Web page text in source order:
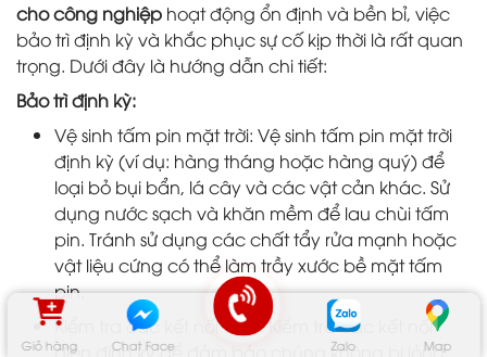
Giỏ hàng Chat Face Zalo Map
cho công nghiệp hoạt động ổn định và bền bỉ, việc
bảo trì định kỳ và khắc phục sự cố kịp thời là rất quan
trọng. Dưới đây là hướng dẫn chi tiết:
Bảo trì định kỳ:
Vệ sinh tấm pin mặt trời: Vệ sinh tấm pin mặt trời
định kỳ (ví dụ: hàng tháng hoặc hàng quý) để
loại bỏ bụi bẩn, lá cây và các vật cản khác. Sử
dụng nước sạch và khăn mềm để lau chùi tấm
pin. Tránh sử dụng các chất tẩy rửa mạnh hoặc
vật liệu cứng có thể làm trầy xước bề mặt tấm
pin.
Kiểm tra các kết nối điện: Kiểm tra các kết nối
điện định kỳ để đảm bảo chúng không bị lỏng